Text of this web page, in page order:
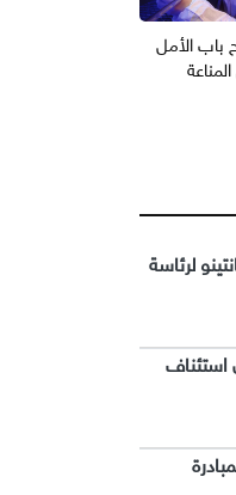
باب الأمل
لرئاسة
استئناف